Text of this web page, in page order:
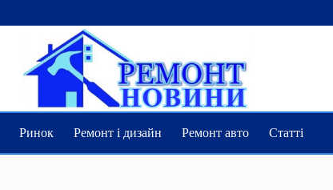
Ринок Ремонт і дизайн Ремонт авто Статті